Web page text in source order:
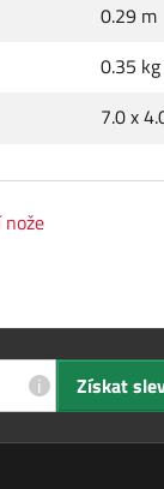
0.29 m
0.35 kg
7.0 x
nože
i Získat